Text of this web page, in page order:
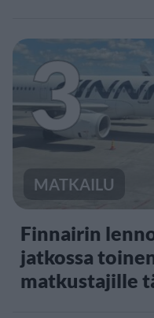
3
MATKAILU
Finnairin
jatkossa
matkustajille